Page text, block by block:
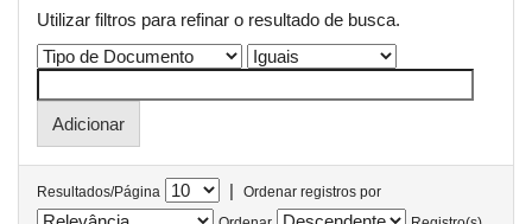
Utilizar filtros para refinar o resultado de busca.
Resultados/Página |
Ordenar registros por